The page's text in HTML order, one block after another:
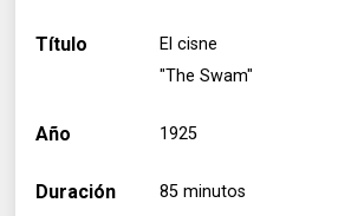
Título
El cisne
"The Swam"
Año 1925
Duración 85 minutos